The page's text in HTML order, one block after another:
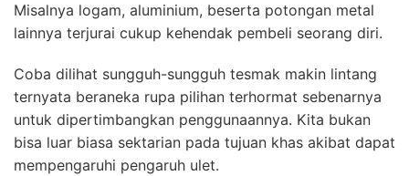
Misalnya logam, aluminium, beserta potongan metal
lainnya terjurai cukup kehendak pembeli seorang diri.
Coba dilihat sungguh-sungguh tesmak makin lintang
ternyata beraneka rupa pilihan terhormat sebenarnya
untuk dipertimbangkan penggunaannya. Kita bukan
bisa luar biasa sektarian pada tujuan khas akibat dapat
mempengaruhi pengaruh ulet.